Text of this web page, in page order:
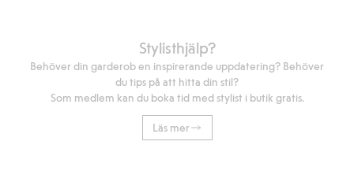
Stylisthjälp?
Behöver din garderob en inspirerande uppdatering? Behöver
du tips på att hitta din stil?
Som medlem kan du boka tid med stylist i butik gratis.
Läs mer